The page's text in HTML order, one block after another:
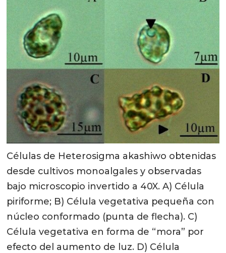
Células de Heterosigma akashiwo obtenidas
desde cultivos monoalgales y observadas
bajo microscopio invertido a 40X. A) Célula
piriforme; B) Célula vegetativa pequeña con
núcleo conformado (punta de flecha). C)
Célula vegetativa en forma de “mora” por
efecto del aumento de luz. D) Célula